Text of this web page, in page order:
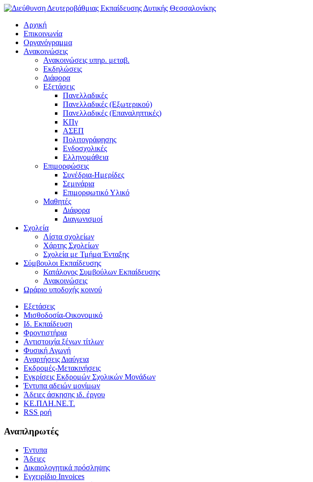
Αρχική
Επικοινωνία
Οργανόγραμμα
Ανακοινώσεις
Ανακοινώσεις υπηρ. μεταβ.
Εκδηλώσεις
Διάφορα
Εξετάσεις
Πανελλαδικές
Πανελλαδικές (Εξωτερικού)
Πανελλαδικές (Επαναληπτικές)
ΚΠγ
ΑΣΕΠ
Πολιτογράφησης
Ενδοσχολικές
Ελληνομάθεια
Επιμορφώσεις
Συνέδρια-Ημερίδες
Σεμινάρια
Επιμορφωτικό Υλικό
Μαθητές
Διάφορα
Διαγωνισμοί
Σχολεία
Λίστα σχολείων
Χάρτης Σχολείων
Σχολεία με Τμήμα Ένταξης
Σύμβουλοι Εκπαίδευσης
Κατάλογος Συμβούλων Εκπαίδευσης
Ανακοινώσεις
Ωράριο υποδοχής κοινού
Εξετάσεις
Μισθοδοσία-Οικονομικό
Ιδ. Εκπαίδευση
Φροντιστήρια
Αντιστοιχία ξένων τίτλων
Φυσική Αγωγή
Αναρτήσεις Διαύγεια
Εκδρομές-Μετακινήσεις
Εγκρίσεις Εκδρομών Σχολικών Μονάδων
Έντυπα αδειών μονίμων
Άδειες άσκησης ιδ. έργου
ΚΕ.ΠΛΗ.ΝΕ.Τ.
RSS ροή
Αναπληρωτές
Έντυπα
Άδειες
Δικαιολογητικά πρόσληψης
Εγχειρίδιο Invoices